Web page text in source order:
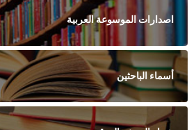
اصدارات الموسوعة العربية
أسماء الباحثين